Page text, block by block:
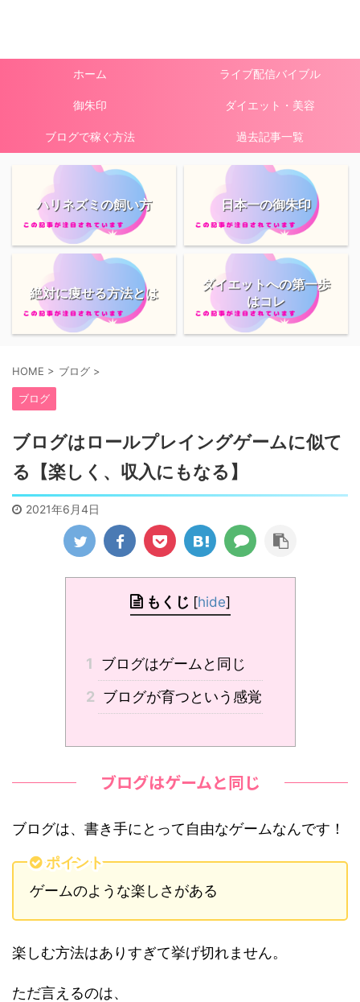
ホーム ライブ配信バイブル
御朱印 ダイエット・美容
ブログで稼ぐ方法 過去記事一覧
ハリネズミの飼い方 日本一の御朱印
絶対に痩せる方法とは
ダイエットへの第一歩
はコレ
HOME > ブログ >
ブログ
ブログはロールプレイングゲームに似て
る【楽しく、収入にもなる】
2021年6月4日
もくじ [hide]
1
ブログはゲームと同じ
2 ブログが育つという感覚
ブログはゲームと同じ
ブログは、書き手にとって自由なゲームなんです！
ポイント
ゲームのような楽しさがある
楽しむ方法はありすぎて挙げ切れません。
ただ言えるのは、